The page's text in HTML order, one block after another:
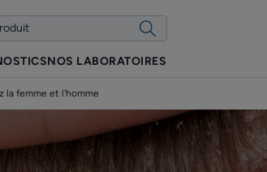
NOS LABORATOIRES
la femme et l'homme